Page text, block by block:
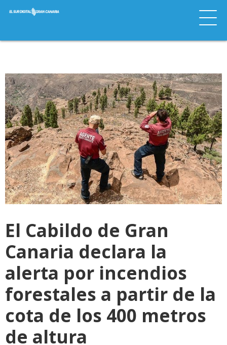
El Cabildo de Gran
Canaria declara la
alerta por incendios
forestales a partir de la
cota de los 400 metros
de altura